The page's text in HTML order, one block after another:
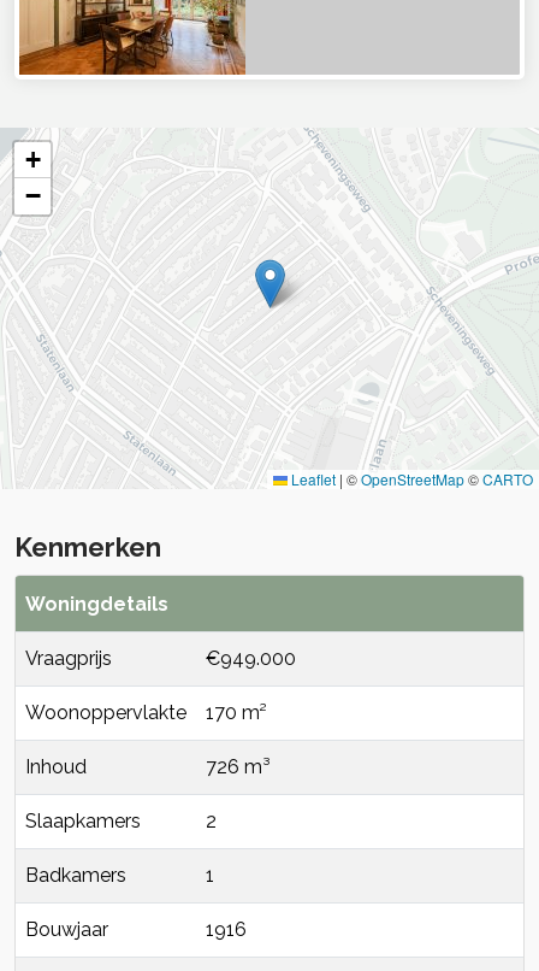
+
−
Leaflet | ©OpenStreetMap©CARTO
Kenmerken
Woningdetails
Vraagprijs €949.000
Woonoppervlakte 170 m²
Inhoud 726 m³
Slaapkamers 2
Badkamers 1
Bouwjaar 1916